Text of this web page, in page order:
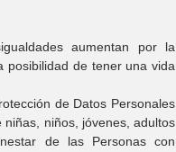
aumentan por la
posibilidad de tener una vida
de Datos Personales
niños, jóvenes, adultos
de las Personas con